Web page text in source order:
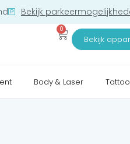
Bekijk
0
Bekijk
Body & Laser